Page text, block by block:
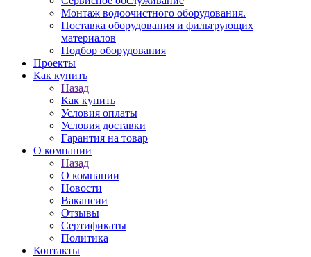
Монтаж водоочистного оборудования.
Поставка оборудования и фильтрующих
материалов
Подбор оборудования
Проекты
Как купить
Назад
Как купить
Условия оплаты
Условия доставки
Гарантия на товар
О компании
Назад
О компании
Новости
Вакансии
Отзывы
Сертификаты
Политика
Контакты